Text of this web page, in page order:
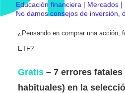
Educación financiera | Mercados
No damos consejos de inversión,
¿Pensando en comprar una acción,
ETF?
Gratis – 7 errores fatales
habituales) en la